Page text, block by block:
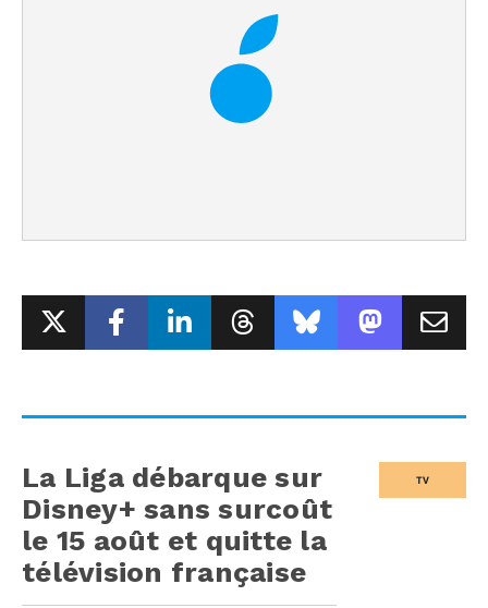
TV
La Liga débarque sur
Disney+ sans surcoût
le 15 août et quitte la
télévision française